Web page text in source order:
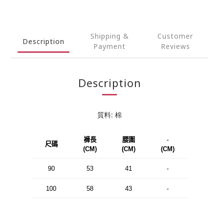
Description
Shipping &
Payment
Customer
Reviews
Description
質料: 棉
尺碼
褲長
(CM)
腰圍
(CM)
-
(CM)
90 53 41 -
100 58 43 -